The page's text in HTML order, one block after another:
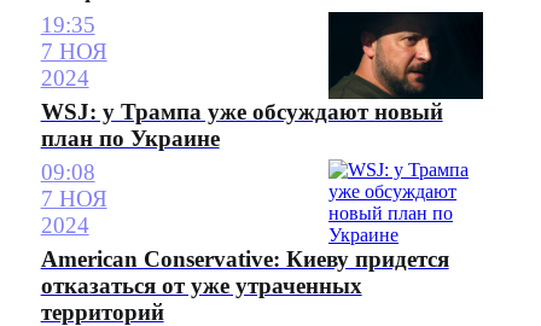
19:35
7 НОЯ
2024
WSJ: у Трампа уже обсуждают новый
план по Украине
09:08
7 НОЯ
2024
American Conservative: Киеву придется
отказаться от уже утраченных
территорий